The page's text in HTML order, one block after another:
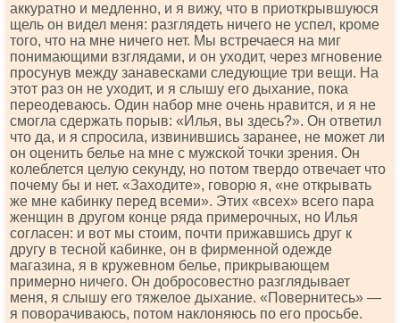
аккуратно и медленно, и я вижу, что в приоткрывшуюся
щель он видел меня: разглядеть ничего не успел, кроме
того, что на мне ничего нет. Мы встречаеся на миг
понимающими взглядами, и он уходит, через мгновение
просунув между занавесками следующие три вещи. На
этот раз он не уходит, и я слышу его дыхание, пока
переодеваюсь. Один набор мне очень нравится, и я не
смогла сдержать порыв: «Илья, вы здесь?». Он ответил
что да, и я спросила, извинившись заранее, не может ли
он оценить белье на мне с мужской точки зрения. Он
колеблется целую секунду, но потом твердо отвечает что
почему бы и нет. «Заходите», говорю я, «не открывать
же мне кабинку перед всеми». Этих «всех» всего пара
женщин в другом конце ряда примерочных, но Илья
согласен: и вот мы стоим, почти прижавшись друг к
другу в тесной кабинке, он в фирменной одежде
магазина, я в кружевном белье, прикрывающем
примерно ничего. Он добросовестно разглядывает
меня, я слышу его тяжелое дыхание. «Повернитесь» —
я поворачиваюсь, потом наклоняюсь по его просьбе.